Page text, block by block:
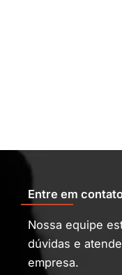
Entre em
Nossa equipe
dúvidas e
empresa.